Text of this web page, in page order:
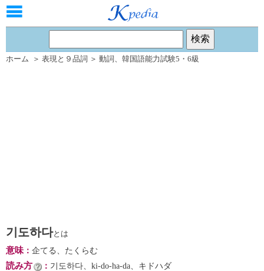
ホーム ＞ 表現と９品詞 ＞ 動詞 、 韓国語能力試験5・6級
기도하다とは
意味： 企てる、たくらむ
読み方 ： 기도하다、ki-do-ha-da、キドハダ